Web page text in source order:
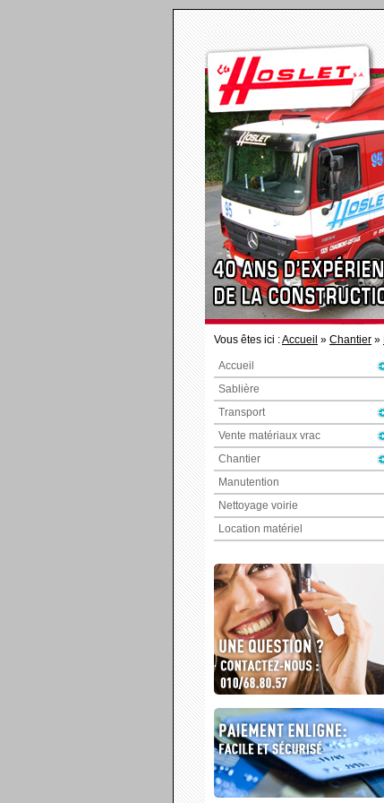
Vous êtes ici :Accueil » Chantier »
Accueil
Sablière
Transport
Vente matériaux vrac
Chantier
Manutention
Nettoyage voirie
Location matériel